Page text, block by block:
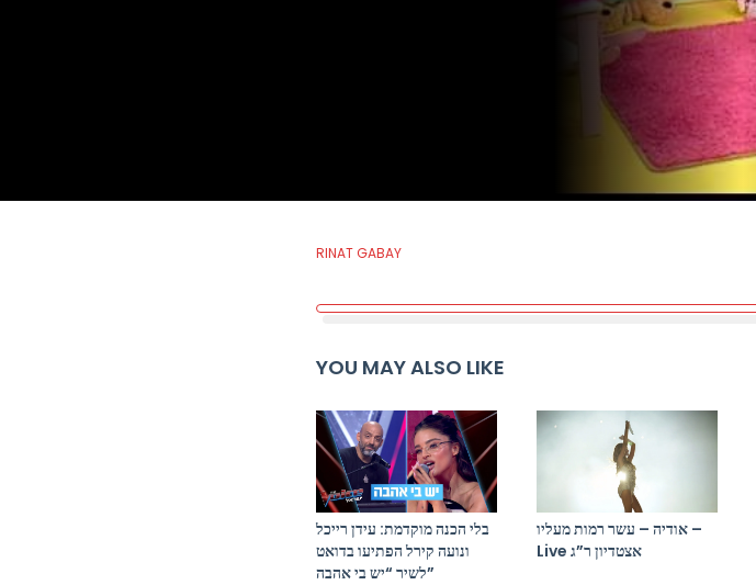
RINAT GABAY
YOU MAY ALSO LIKE
בלי הכנה מוקדמת: עידן רייכל
ונועה קירל הפתיעו בדואט
לשיר “יש בי אהבה”
אודיה – עשר רמות מעליו –
Live אצטדיון ר”ג